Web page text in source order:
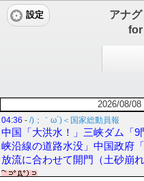
アナ
for
設定
2026/08/
04:36 - /)；｀ω´)＜国家総動員報
中国「大洪水！」三峡ダム「
峡沿線の道路水没」中国政府
放流に合わせて開門（土砂崩